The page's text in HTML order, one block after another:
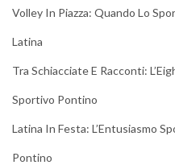
Volley In Piazza: Quando Lo
Latina
Tra Schiacciate E Racconti:
Sportivo Pontino
Latina In Festa: L’Entusiasmo
Pontino